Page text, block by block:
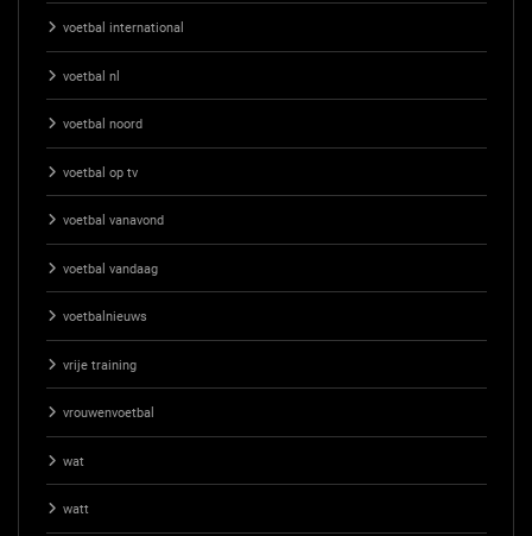
voetbal international
voetbal nl
voetbal noord
voetbal op tv
voetbal vanavond
voetbal vandaag
voetbalnieuws
vrije training
vrouwenvoetbal
wat
watt